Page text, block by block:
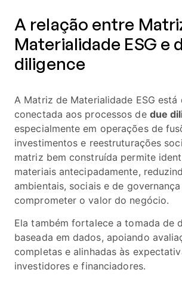
A relação entre
Materialidade ESG e
diligence
A Matriz de Materialidade ESG está
conectada aos processos de due
especialmente em operações de
investimentos e reestruturações
matriz bem construída permite
materiais antecipadamente,
ambientais, sociais e de
comprometer o valor do negócio.
Ela também fortalece a tomada de
baseada em dados, apoiando
completas e alinhadas às
investidores e financiadores.